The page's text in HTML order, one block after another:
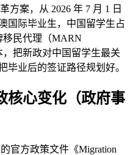
方案，从 2026 年 7 月 1 日
国际毕业生，中国留学生占
民代理（MARN
，把新政对中国留学生最关
毕业后的签证路径规划好。
核心变化（政府事
官方政策文件《Migration